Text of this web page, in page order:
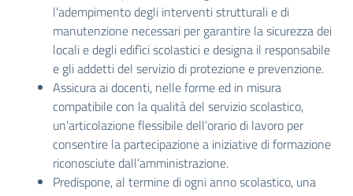
l’adempimento degli interventi strutturali e di
manutenzione necessari per garantire la sicurezza dei
locali e degli edifìci scolastici e designa il responsabile
e gli addetti del servizio di protezione e prevenzione.
Assicura ai docenti, nelle forme ed in misura
compatibile con la qualità del servizio scolastico,
un’articolazione flessibile dell’orario di lavoro per
consentire la partecipazione a iniziative di formazione
riconosciute dall’amministrazione.
Predispone, al termine di ogni anno scolastico, una